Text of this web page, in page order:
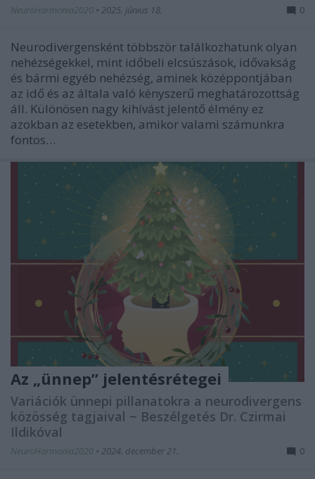
NeuroHarmonia2020 • 2025. június 18. 0
Neurodivergensként többször találkozhatunk olyan
nehézségekkel, mint időbeli elcsúszások, idővakság
és bármi egyéb nehézség, aminek középpontjában
az idő és az általa való kényszerű meghatározottság
áll. Különösen nagy kihívást jelentő élmény ez
azokban az esetekben, amikor valami számunkra
fontos…
Az „ünnep” jelentésrétegei
Variációk ünnepi pillanatokra a neurodivergens
közösség tagjaival ~ Beszélgetés Dr. Czirmai
Ildikóval
NeuroHarmonia2020 • 2024. december 21. 0